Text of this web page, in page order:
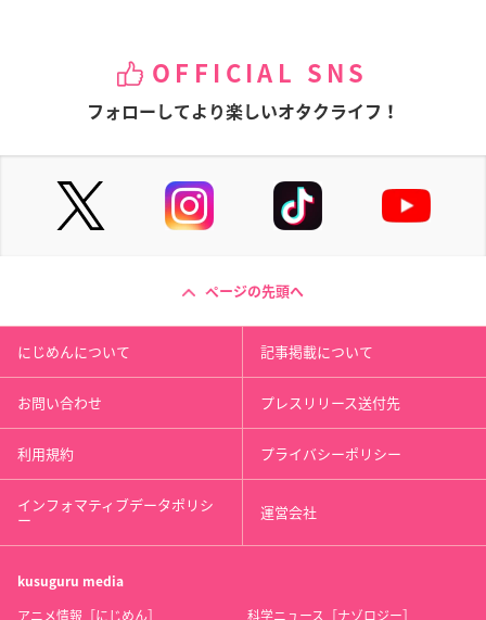
OFFICIAL SNS
フォローしてより楽しいオタクライフ！
ページの先頭へ
にじめんについて 記事掲載について
お問い合わせ プレスリリース送付先
利用規約 プライバシーポリシー
インフォマティブデータポリシ
ー 運営会社
kusuguru media
アニメ情報［にじめん］ 科学ニュース［ナゾロジー］